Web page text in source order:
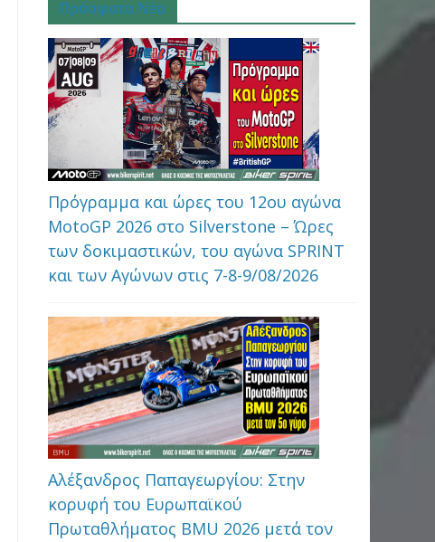
Πρόσφατα Νέα
Πρόγραμμα και ώρες του 12ου αγώνα
MotoGP 2026 στo Silverstone – Ώρες
των δοκιμαστικών, του αγώνα SPRINT
και των Αγώνων στις 7-8-9/08/2026
Αλέξανδρος Παπαγεωργίου: Στην
κορυφή του Ευρωπαϊκού
Πρωταθλήματος BMU 2026 μετά τον